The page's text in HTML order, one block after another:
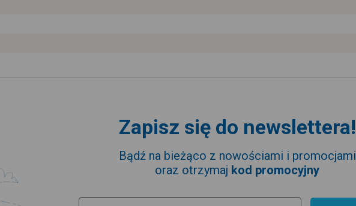
Zapisz się do newslettera!
Bądź na bieżąco z nowościami i promocjami
oraz otrzymaj kod promocyjny